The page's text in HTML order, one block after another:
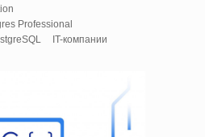
Professional
IT-компании